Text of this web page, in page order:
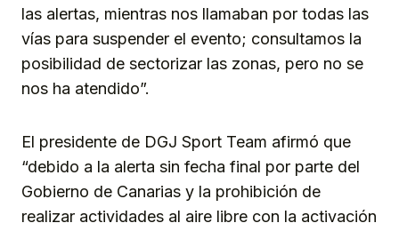
las alertas, mientras nos llamaban por todas las
vías para suspender el evento; consultamos la
posibilidad de sectorizar las zonas, pero no se
nos ha atendido”.
El presidente de DGJ Sport Team afirmó que
“debido a la alerta sin fecha final por parte del
Gobierno de Canarias y la prohibición de
realizar actividades al aire libre con la activación